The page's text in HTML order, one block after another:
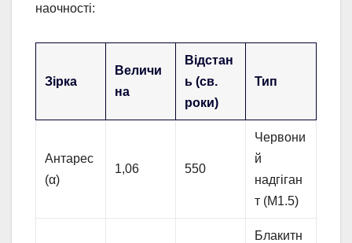
наочності:
Зірка
Величи
на
Відстан
ь (св.
роки)
Тип
Антарес
(α)
1,06 550
Червони
й
надгіган
т (M1.5)
Блакитн